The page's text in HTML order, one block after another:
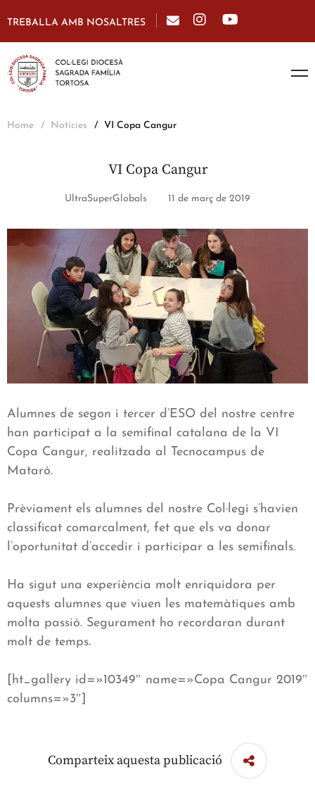
TREBALLA AMB NOSALTRES
Home Notícies VI Copa Cangur
VI Copa Cangur
UltraSuperGlobals 11 de març de 2019
Alumnes de segon i tercer d’ESO del nostre centre
han participat a la semifinal catalana de la VI
Copa Cangur, realitzada al Tecnocampus de
Mataró.
Prèviament els alumnes del nostre Col·legi s’havien
classificat comarcalment, fet que els va donar
l’oportunitat d’accedir i participar a les semifinals.
Ha sigut una experiència molt enriquidora per
aquests alumnes que viuen les matemàtiques amb
molta passió. Segurament ho recordaran durant
molt de temps.
[ht_gallery id=»10349″ name=»Copa Cangur 2019″
columns=»3″]
Comparteix aquesta publicació